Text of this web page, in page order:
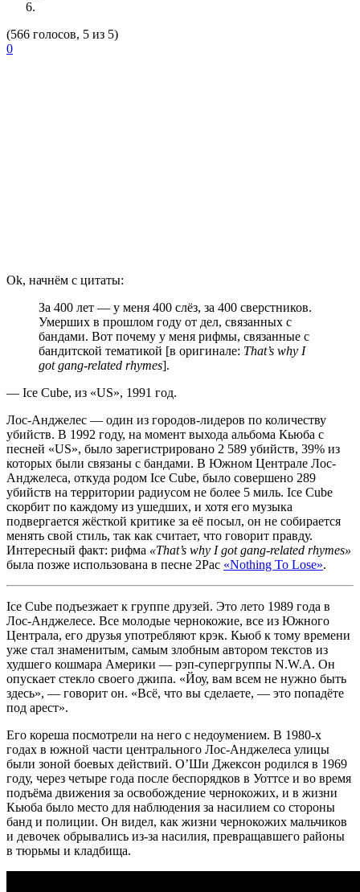
(566 голосов, 5 из 5)
0
Ok, начнём с цитаты:
За 400 лет — у меня 400 слёз, за 400 сверстников.
Умерших в прошлом году от дел, связанных с
бандами. Вот почему у меня рифмы, связанные с
бандитской тематикой [в оригинале: That’s why I
got gang-related rhymes].
— Ice Cube, из «US», 1991 год.
Лос-Анджелес — один из городов-лидеров по количеству
убийств. В 1992 году, на момент выхода альбома Кьюба с
песней «US», было зарегистрировано 2 589 убийств, 39% из
которых были связаны с бандами. В Южном Централе Лос-
Анджелеса, откуда родом Ice Cube, было совершено 289
убийств на территории радиусом не более 5 миль. Ice Cube
скорбит по каждому из ушедших, и хотя его музыка
подвергается жёсткой критике за её посыл, он не собирается
менять свой стиль, так как считает, что говорит правду.
Интересный факт: рифма «That’s why I got gang-related rhymes»
была позже использована в песне 2Pac «Nothing To Lose».
Ice Cube подъезжает к группе друзей. Это лето 1989 года в
Лос-Анджелесе. Все молодые чернокожие, все из Южного
Централа, его друзья употребляют крэк. Кьюб к тому времени
уже стал знаменитым, самым злобным автором текстов из
худшего кошмара Америки — рэп-супергруппы N.W.A. Он
опускает стекло своего джипа. «Йоу, вам всем не нужно быть
здесь», — говорит он. «Всё, что вы сделаете, — это попадёте
под арест».
Его кореша посмотрели на него с недоумением. В 1980-х
годах в южной части центрального Лос-Анджелеса улицы
были зоной боевых действий. О’Ши Джексон родился в 1969
году, через четыре года после беспорядков в Уоттсе и во время
подъёма движения за освобождение чернокожих, и в жизни
Кьюба было место для наблюдения за насилием со стороны
банд и полиции. Он видел, как жизни чернокожих мальчиков
и девочек обрывались из-за насилия, превращавшего районы
в тюрьмы и кладбища.